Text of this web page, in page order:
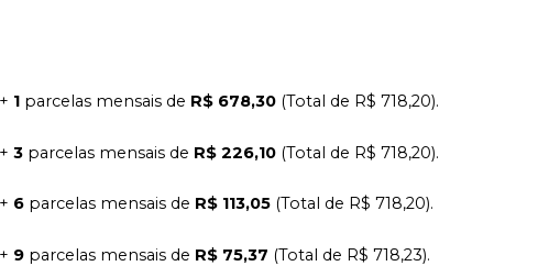
+ 1 parcelas mensais de R$ 678,30 (Total de R$ 718,20).
+3 parcelas mensais de R$ 226,10 (Total de R$ 718,20).
+ 6 parcelas mensais de R$ 113,05 (Total de R$ 718,20).
+ 9 parcelas mensais de R$ 75,37 (Total de R$ 718,23).